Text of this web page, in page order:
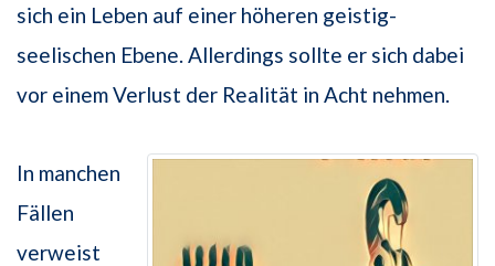
sich ein Leben auf einer höheren geistig-
seelischen Ebene. Allerdings sollte er sich dabei
vor einem Verlust der Realität in Acht nehmen.
In manchen
Fällen
verweist